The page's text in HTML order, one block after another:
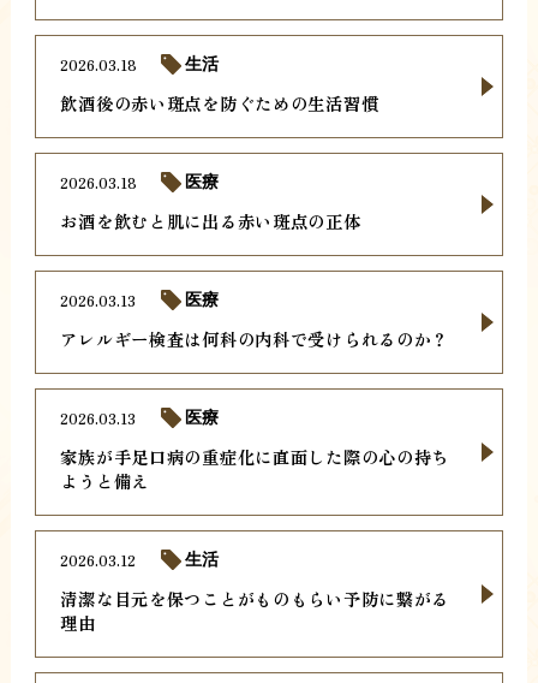
飲酒後の赤い斑点を防ぐための生活習慣
2026.03.18 生活
お酒を飲むと肌に出る赤い斑点の正体
2026.03.18 医療
アレルギー検査は何科の内科で受けられるのか？
2026.03.13 医療
家族が手足口病の重症化に直面した際の心の持ち
ようと備え
2026.03.13 医療
清潔な目元を保つことがものもらい予防に繋がる
理由
2026.03.12 生活